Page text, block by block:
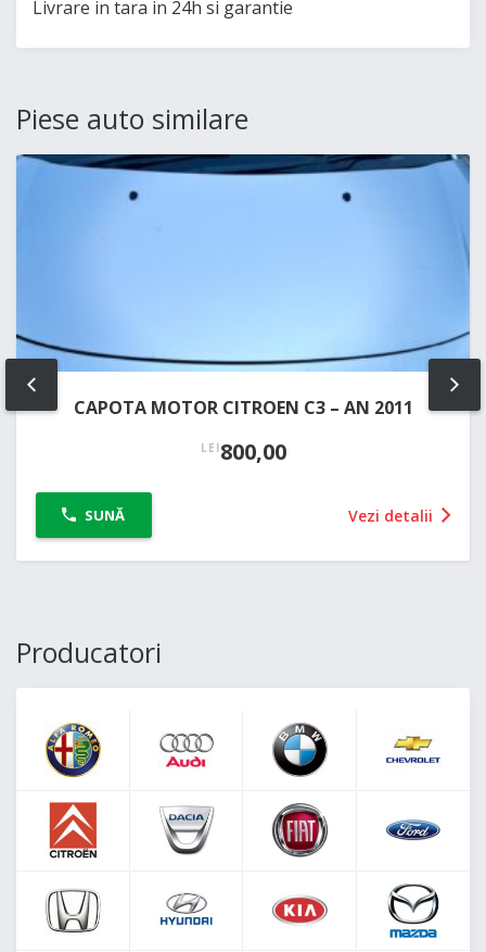
Livrare in tara in 24h si garantie
Piese auto similare
CAPOTA MOTOR CITROEN C3 – AN 2011
LEI800,00
SUNĂ Vezi detalii
PREV
Producatori